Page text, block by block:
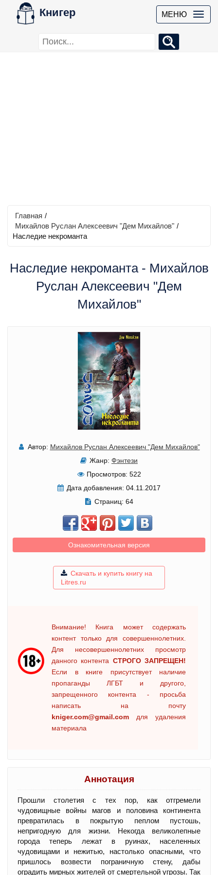
Книгер МЕНЮ
Главная /
Михайлов Руслан Алексеевич "Дем Михайлов" /
Наследие некроманта
Наследие некроманта - Михайлов
Руслан Алексеевич "Дем
Михайлов"
Автор: Михайлов Руслан Алексеевич "Дем Михайлов"
Жанр: Фэнтези
Просмотров: 522
Дата добавления: 04.11.2017
Страниц: 64
Ознакомительная версия
Скачать и купить книгу на
Litres.ru
Внимание! Книга может содержать
контент только для совершеннолетних.
Для несовершеннолетних просмотр
данного контента СТРОГО ЗАПРЕЩЕН!
Если в книге присутствует наличие
пропаганды ЛГБТ и другого,
запрещенного контента - просьба
написать на почту
kniger.com@gmail.com для удаления
материала
Аннотация
Прошли столетия с тех пор, как отгремели
чудовищные войны магов и половина континента
превратилась в покрытую пеплом пустошь,
непригодную для жизни. Некогда великолепные
города теперь лежат в руинах, населенных
чудовищами и нежитью, настолько опасными, что
пришлось возвести пограничную стену, дабы
оградить мирных жителей от смертельной угрозы. Так